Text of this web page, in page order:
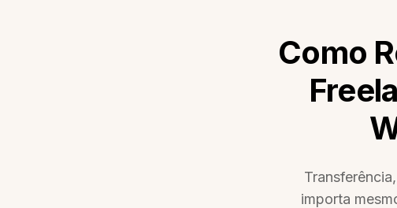
Como
importa